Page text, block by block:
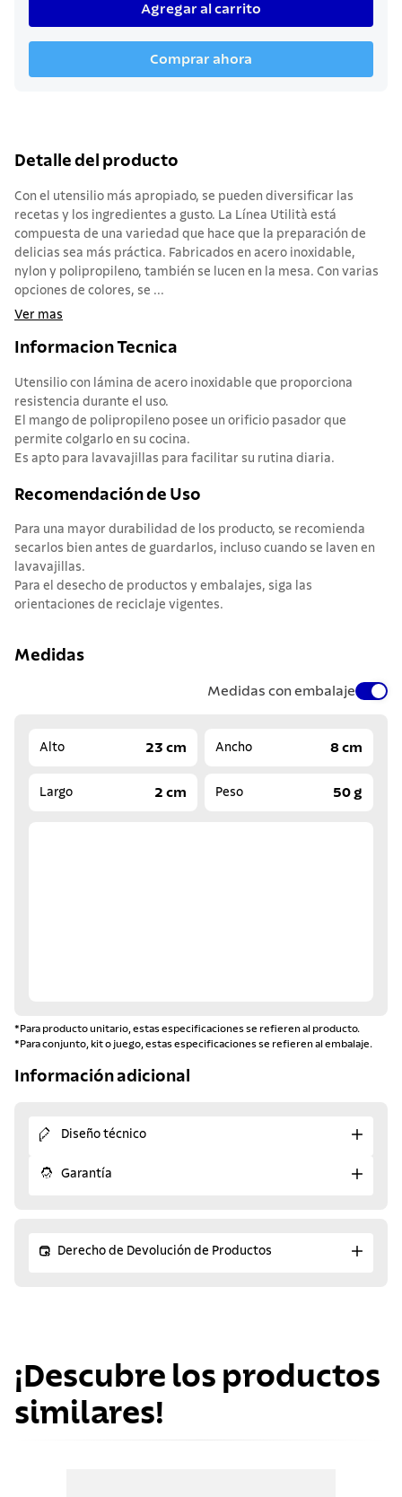
Agregar al carrito
Comprar ahora
Detalle del producto
Con el utensilio más apropiado, se pueden diversificar las
recetas y los ingredientes a gusto. La Línea Utilità está
compuesta de una variedad que hace que la preparación de
delicias sea más práctica. Fabricados en acero inoxidable,
nylon y polipropileno, también se lucen en la mesa. Con varias
opciones de colores, se ...
Ver mas
Informacion Tecnica
Utensilio con lámina de acero inoxidable que proporciona
resistencia durante el uso.
El mango de polipropileno posee un orificio pasador que
permite colgarlo en su cocina.
Es apto para lavavajillas para facilitar su rutina diaria.
Recomendación de Uso
Para una mayor durabilidad de los producto, se recomienda
secarlos bien antes de guardarlos, incluso cuando se laven en
lavavajillas.
Para el desecho de productos y embalajes, siga las
orientaciones de reciclaje vigentes.
Medidas
Medidas con embalaje
Alto 23 cm Ancho 8 cm
Largo 2 cm Peso 50 g
*Para producto unitario, estas especificaciones se refieren al producto.
*Para conjunto, kit o juego, estas especificaciones se refieren al embalaje.
Información adicional
Diseño técnico
Garantía
Derecho de Devolución de Productos
¡Descubre los productos
similares!